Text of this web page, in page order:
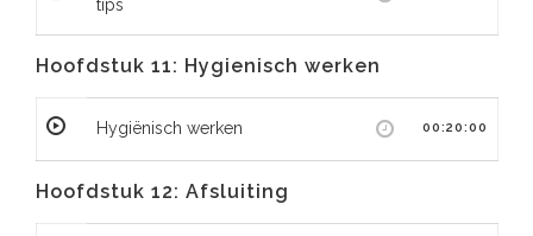
tips
Hoofdstuk 11: Hygienisch werken
Hygiënisch werken 00:20:00
Hoofdstuk 12: Afsluiting